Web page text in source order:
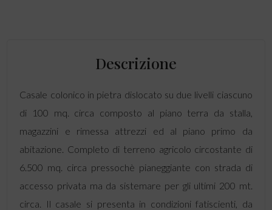
Descrizione
Casale colonico in pietra dislocato su due livelli ciascuno
di 100 mq. circa composto al piano terra da stalla,
magazzini e rimessa attrezzi ed al piano primo da
abitazione. Completo di terreno agricolo circostante di
6.500 mq. circa pressochè pianeggiante con strada di
accesso privata ma da sistemare per gli ultimi 200 mt.
circa. Il casale si presenta in condizioni fatiscienti, da